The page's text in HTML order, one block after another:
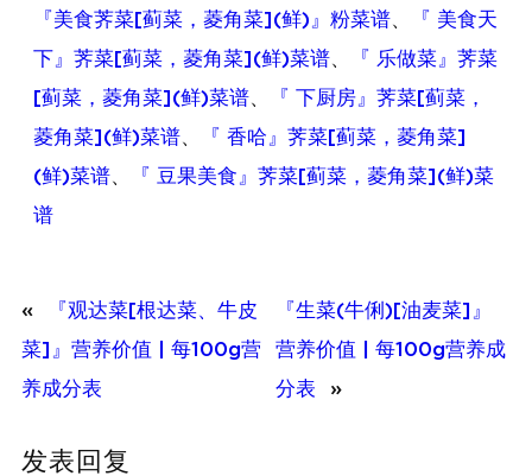
『美食荠菜[蓟菜，菱角菜](鲜)』粉菜谱、
『 美食天
下』荠菜[蓟菜，菱角菜](鲜)菜谱、
『 乐做菜』荠菜
[蓟菜，菱角菜](鲜)菜谱、
『 下厨房』荠菜[蓟菜，
菱角菜](鲜)菜谱、
『 香哈』荠菜[蓟菜，菱角菜]
(鲜)菜谱、
『 豆果美食』荠菜[蓟菜，菱角菜](鲜)菜
谱
«
『观达菜[根达菜、牛皮
菜]』营养价值 | 每100g营
养成分表
『生菜(牛俐)[油麦菜]』
营养价值 | 每100g营养成
分表
»
发表回复